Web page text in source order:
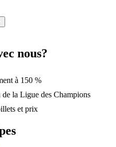
nous?
à 150 %
la Ligue des Champions
et prix